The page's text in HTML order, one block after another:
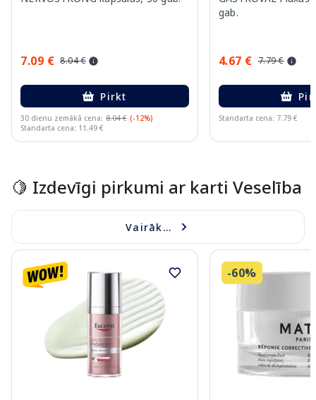
7.09 € 8.04 €
Pirkt
30 dienu zemākā cena: 8.04 € (-12%)
Standarta cena: 11.49 €
gab.
4.67 € 7.79 €
Standarta cena: 7.79 €
🍋 Izdevīgi pirkumi ar karti Veselība
Vairāk...
-60%